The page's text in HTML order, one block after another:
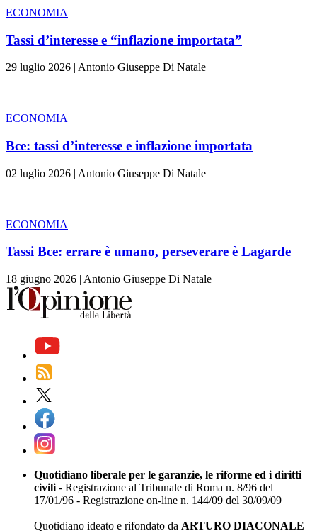
ECONOMIA
Tassi d’interesse e “inflazione importata”
29 luglio 2026 | Antonio Giuseppe Di Natale
ECONOMIA
Bce: tassi d’interesse e inflazione importata
02 luglio 2026 | Antonio Giuseppe Di Natale
ECONOMIA
Tassi Bce: errare è umano, perseverare è Lagarde
18 giugno 2026 | Antonio Giuseppe Di Natale
Quotidiano liberale per le garanzie, le riforme ed i diritti
civili - Registrazione al Tribunale di Roma n. 8/96 del
17/01/96 - Registrazione on-line n. 144/09 del 30/09/09
Quotidiano ideato e rifondato da ARTURO DIACONALE